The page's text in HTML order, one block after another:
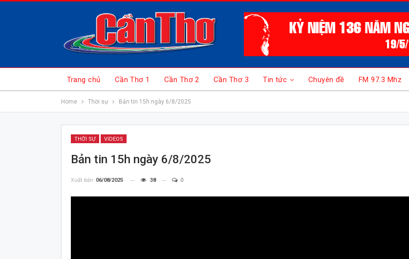
Trang chủ Cần Thơ 1 Cần Thơ 2 Cần Thơ 3 Tin tức Chuyên đề FM 97.3 Mhz
Home Thời sự Bản tin 15h ngày 6/8/2025
THỜI SỰ VIDEOS
Bản tin 15h ngày 6/8/2025
Xuất bản 06/08/2025 38 0